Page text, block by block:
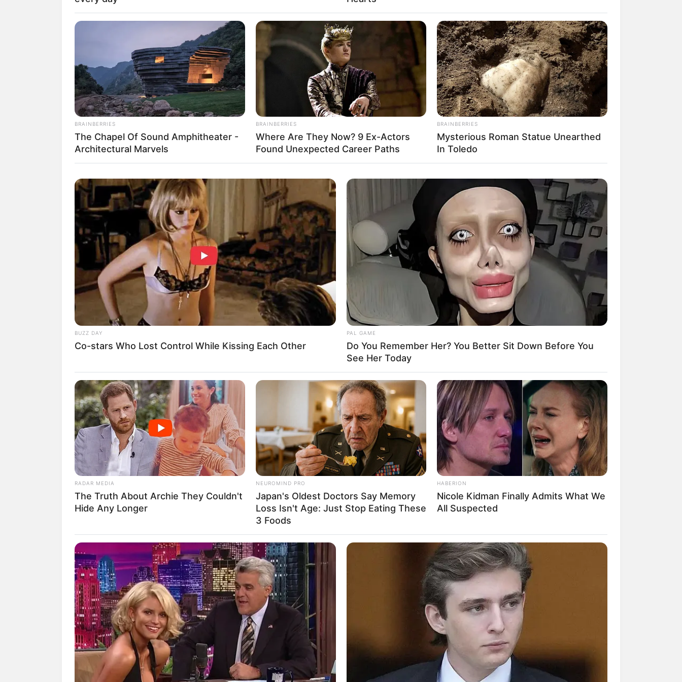
Baca juga:Biodata, Profil, dan Fakta Triarona Kusuma
(foto: instagram/farhanrasyidd)
Biodata & Profil
Nama Lengkap: Muhammad Farhan Friadi Rasyid
Nama Panggung: Farhan Rasyid
Nama Panggilan: Farhan
Tempat, Tanggal Lahir: Jakarta, 25 Maret 2001
Kewarganegaraan: Indonesia
Agama: Islam
Profesi: Aktor, Model
Fail! 10 Potret Makanan Gagal
Dimasak yang Bikin Kamu
Nggak Selera
10 Pose Manekin Anti
8 Kata Lucu Seputar Malam
Minggu ala Jomblo yang Bikin
Ngenes
10 Desain Kanopi Tempat
Tidur, Serasa Beristirahat di
Kamar Raja
Tampil Lebih Modern, 7 Potret
90 Tahun
BRAINBERRIES
The Chapel Of Sound Amphitheater -
Architectural Marvels
BRAINBERRIES
Where Are They Now? 9 Ex-Actors
Found Unexpected Career Paths
BRAINBERRIES
Mysterious Roman Statue Unearthed
In Toledo
BUZZ DAY
Co-stars Who Lost Control While Kissing Each Other
PAL GAME
Do You Remember Her? You Better Sit Down Before You
See Her Today
RADAR MEDIA
The Truth About Archie They Couldn't
Hide Any Longer
NEUROMIND PRO
Japan's Oldest Doctors Say Memory
Loss Isn't Age: Just Stop Eating These
3 Foods
HABERION
Nicole Kidman Finally Admits What We
All Suspected